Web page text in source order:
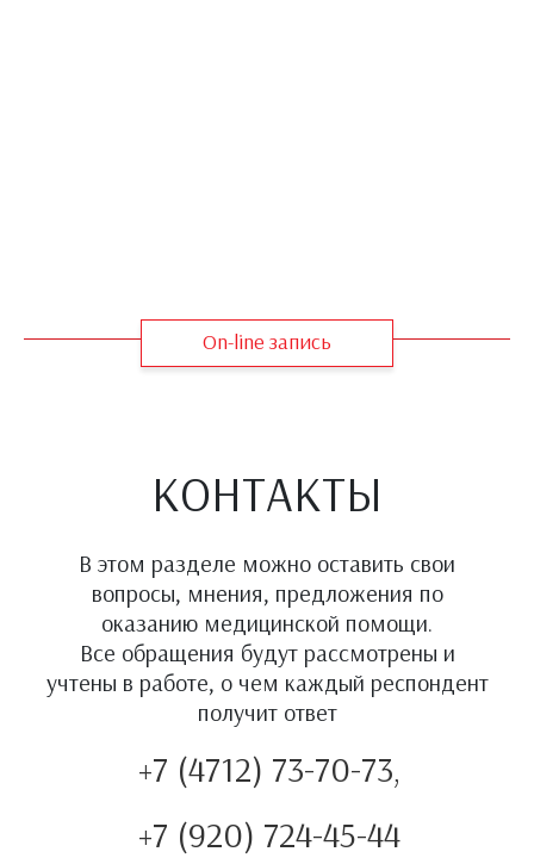
On-line запись
КОНТАКТЫ
В этом разделе можно оставить свои
вопросы, мнения, предложения по
оказанию медицинской помощи.
Все обращения будут рассмотрены и
учтены в работе, о чем каждый респондент
получит ответ
+7 (4712) 73-70-73,
+7 (920) 724-45-44